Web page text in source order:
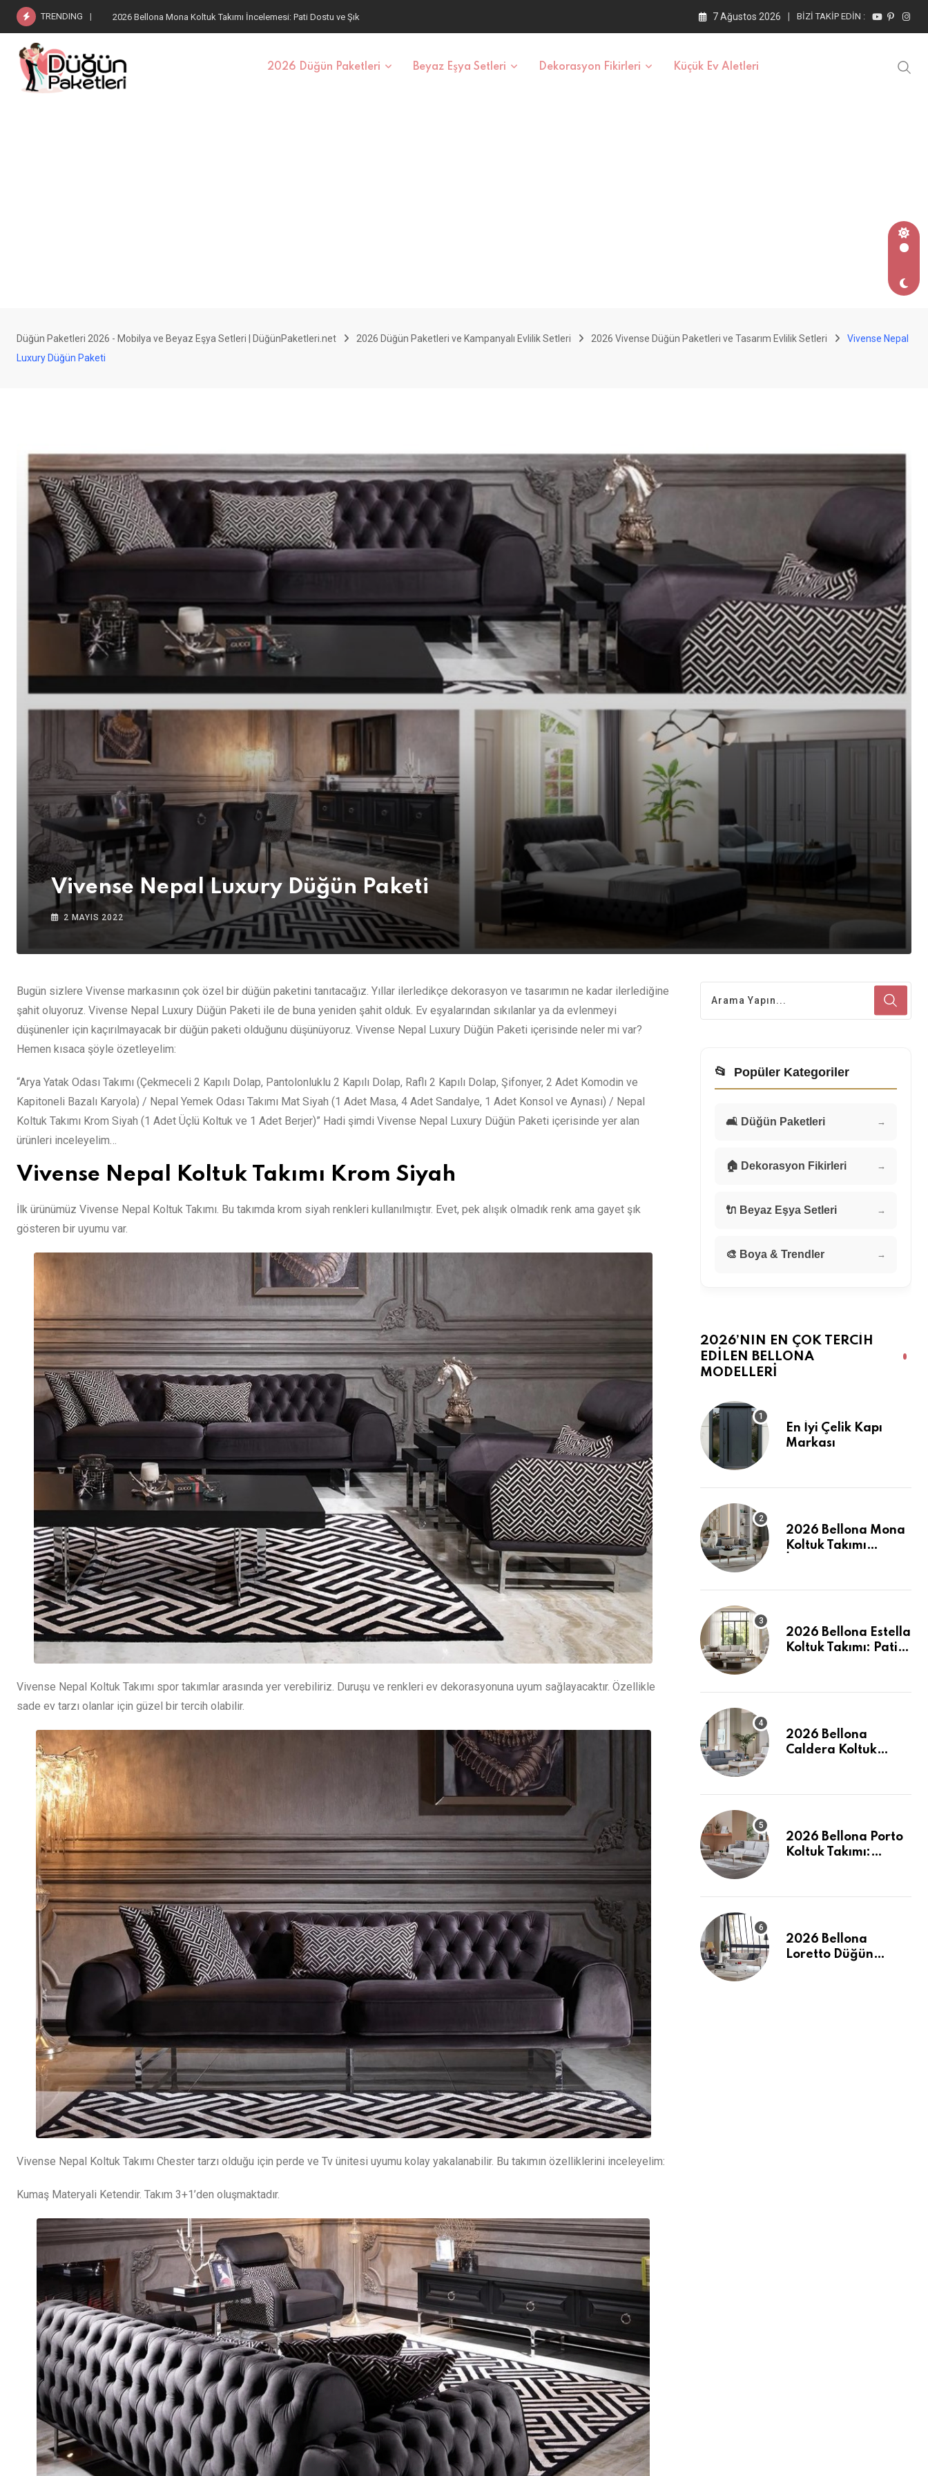
TRENDING 2026 Bellona Estella Koltuk Takımı: Pati Dostu Kumaş ve Fiyatlar 7 Ağustos 2026 BIZI TAKIP EDIN :
2026 Düğün Paketleri Beyaz Eşya Setleri Dekorasyon Fikirleri Küçük Ev Aletleri
Düğün Paketleri 2026 - Mobilya ve Beyaz Eşya Setleri | DüğünPaketleri.net 2026 Düğün Paketleri ve Kampanyalı Evlilik Setleri 2026 Vivense Düğün Paketleri ve Tasarım Evlilik Setleri
Vivense Nepal
Luxury Düğün Paketi
Vivense Nepal Luxury Düğün Paketi
2 MAYIS 2022
Bugün sizlere Vivense markasının çok özel bir düğün paketini tanıtacağız. Yıllar ilerledikçe dekorasyon ve tasarımın ne kadar ilerlediğine
şahit oluyoruz. Vivense Nepal Luxury Düğün Paketi ile de buna yeniden şahit olduk. Ev eşyalarından sıkılanlar ya da evlenmeyi
düşünenler için kaçırılmayacak bir düğün paketi olduğunu düşünüyoruz. Vivense Nepal Luxury Düğün Paketi içerisinde neler mi var?
Hemen kısaca şöyle özetleyelim:
“Arya Yatak Odası Takımı (Çekmeceli 2 Kapılı Dolap, Pantolonluklu 2 Kapılı Dolap, Raflı 2 Kapılı Dolap, Şifonyer, 2 Adet Komodin ve
Kapitoneli Bazalı Karyola) / Nepal Yemek Odası Takımı Mat Siyah (1 Adet Masa, 4 Adet Sandalye, 1 Adet Konsol ve Aynası) / Nepal
Koltuk Takımı Krom Siyah (1 Adet Üçlü Koltuk ve 1 Adet Berjer)” Hadi şimdi Vivense Nepal Luxury Düğün Paketi içerisinde yer alan
ürünleri inceleyelim…
Vivense Nepal Koltuk Takımı Krom Siyah
İlk ürünümüz Vivense Nepal Koltuk Takımı. Bu takımda krom siyah renkleri kullanılmıştır. Evet, pek alışık olmadık renk ama gayet şık
gösteren bir uyumu var.
Vivense Nepal Koltuk Takımı spor takımlar arasında yer verebiliriz. Duruşu ve renkleri ev dekorasyonuna uyum sağlayacaktır. Özellikle
sade ev tarzı olanlar için güzel bir tercih olabilir.
Vivense Nepal Koltuk Takımı Chester tarzı olduğu için perde ve Tv ünitesi uyumu kolay yakalanabilir. Bu takımın özelliklerini inceleyelim:
Kumaş Materyali Ketendir. Takım 3+1’den oluşmaktadır.
📂 Popüler Kategoriler
🛋️ Düğün Paketleri →
🏠 Dekorasyon Fikirleri →
🔌 Beyaz Eşya Setleri →
🎨 Boya & Trendler →
2026’NIN EN ÇOK TERCIH
EDILEN BELLONA
MODELLERI
En İyi Çelik Kapı
Markası
2026 Bellona Mona
Koltuk Takımı
2026 Bellona Estella
Koltuk Takımı: Pati
2026 Bellona
Caldera Koltuk
Tanımı
2026 Bellona Porto
Koltuk Takımı:
2026 Bellona
Loretto Düğün